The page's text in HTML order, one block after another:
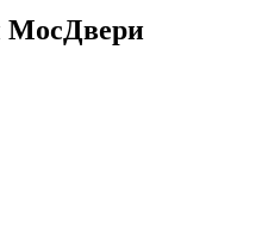
МосДвери